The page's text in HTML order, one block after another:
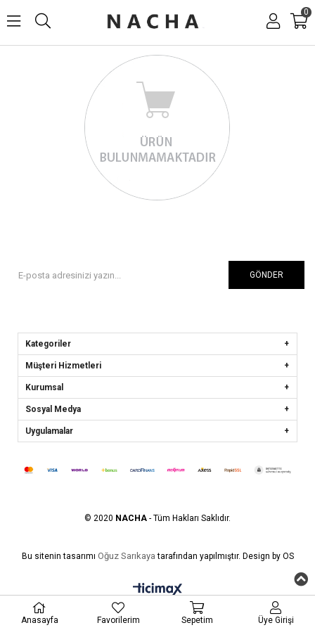
0
GÖNDER
Kategoriler
Müşteri Hizmetleri
Kurumsal
Sosyal Medya
Uygulamalar
© 2020 NACHA - Tüm Hakları Saklıdır.
Bu sitenin tasarımı Oğuz Sarıkaya tarafından yapılmıştır. Design by OS
Anasayfa Favorilerim Sepetim Üye Girişi